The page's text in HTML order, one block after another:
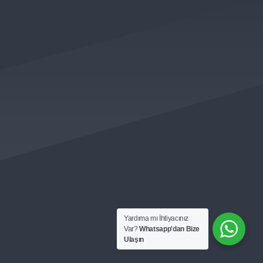
Yardıma mı İhtiyacınız
Var?Whatsapp'dan Bize
Ulaşın